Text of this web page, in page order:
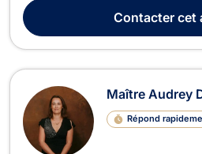
réglementées et acteurs de
juridiques, contractuels et
Contactercet
Maître Audrey
Répond